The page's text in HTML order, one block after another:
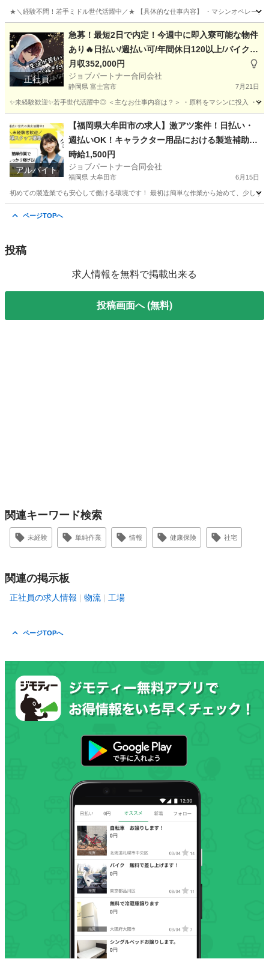
★＼経験不問！若手ミドル世代活躍中／★ 【具体的な仕事内容】 ・マシンオペレータ
工場 オペレーター
正社員
急募！最短2日で内定！今週中に即入寮可能な物件
あり🔥日払い/週払い可/年間休日120以上/バイクや
自転車用のヘルメットに関する軽作業補助
月収352,000円
ジョブパートナー合同会社
静岡県 富士宮市 7月21日
✨未経験歓迎✨若手世代活躍中◎ ＜主なお仕事内容は？＞ ・原料をマシンに投入 ・
工場 未経験
アルバイト
【福岡県大牟田市の求人】激アツ案件！日払い・
週払いOK！キャラクター用品における製造補助ス
タッフ
時給1,500円
ジョブパートナー合同会社
福岡県 大牟田市 6月15日
初めての製造業でも安心して働ける環境です！ 最初は簡単な作業から始めて、少し
ページTOPへ
投稿
求人情報を無料で掲載出来る
投稿画面へ (無料)
関連キーワード検索
未経験 単純作業 情報 健康保険 社宅
関連の掲示板
正社員の求人情報 物流 工場
ページTOPへ